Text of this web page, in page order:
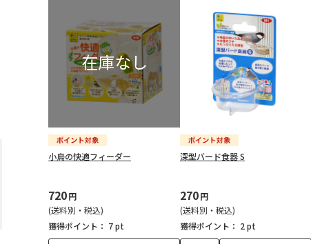
小鳥の快適フィーダー
720円
(送料別・税込)
獲得ポイント： 7 pt
深型バード食器 S
270円
(送料別・税込)
獲得ポイント： 2 pt